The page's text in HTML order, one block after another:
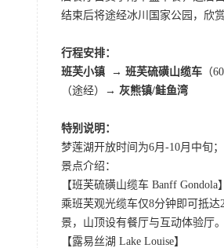
结束后将途经冰川国家公园，欣
行程安排：
班芙小镇 → 班芙硫磺山缆车 （
（途经）
→ 灰熊镇/鲑鱼湾
特别说明：
梦莲湖开放时间为6月-10月中旬
景点介绍：
【班芙硫磺山缆车 Banff Gondola
乘班芙观光缆车仅8分钟即可抵
景，山顶设有餐厅与互动体验厅
【露易丝湖 Lake Louise】